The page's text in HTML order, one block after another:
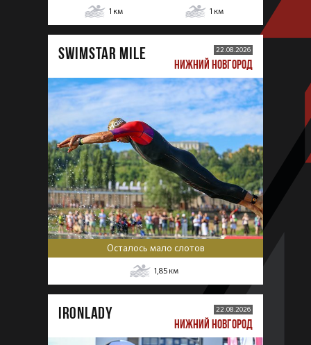
1 км 1 км
SWIMSTAR MILE 22.08.2026
НИЖНИЙ НОВГОРОД
Осталось мало слотов
1,85 км
IRONLADY 22.08.2026
НИЖНИЙ НОВГОРОД